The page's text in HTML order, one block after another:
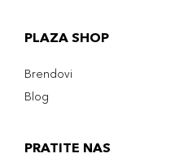
PLAZA SHOP
Brendovi
Blog
PRATITE NAS